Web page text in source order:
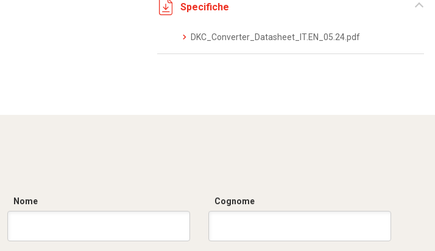
Specifiche
DKC_Converter_Datasheet_IT.EN_05.24.pdf
Nome Cognome